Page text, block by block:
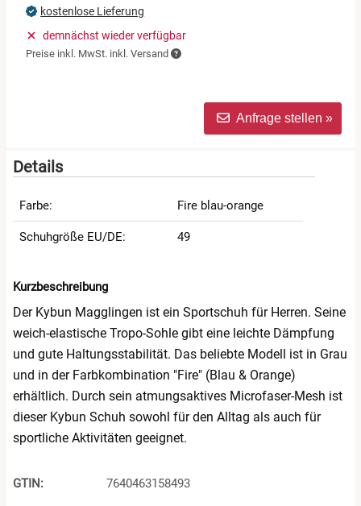
kostenlose Lieferung
demnächst wieder verfügbar
Preise inkl. MwSt. inkl. Versand
Anfrage stellen »
Details
Farbe: Fire blau-orange
Schuhgröße EU/DE: 49
Kurzbeschreibung
Der Kybun Magglingen ist ein Sportschuh für Herren. Seine
weich-elastische Tropo-Sohle gibt eine leichte Dämpfung
und gute Haltungsstabilität. Das beliebte Modell ist in Grau
und in der Farbkombination "Fire" (Blau & Orange)
erhältlich. Durch sein atmungsaktives Microfaser-Mesh ist
dieser Kybun Schuh sowohl für den Alltag als auch für
sportliche Aktivitäten geeignet.
GTIN: 7640463158493